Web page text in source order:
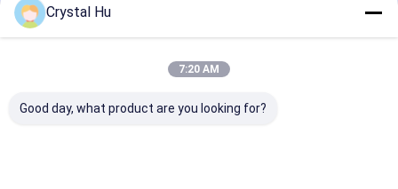
Crystal Hu
7:20 AM
Good day, what product are you looking for?